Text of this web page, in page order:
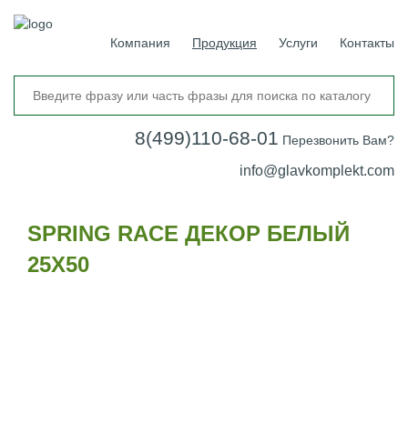
Компания Продукция Услуги Контакты
8(499)110-68-01 Перезвонить Вам?
info@glavkomplekt.com
SPRING RACE ДЕКОР БЕЛЫЙ
25Х50